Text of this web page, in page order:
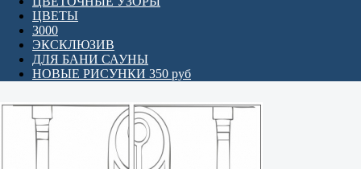
ЦВЕТЫ
3000
ЭКСКЛЮЗИВ
ДЛЯ БАНИ САУНЫ
НОВЫЕ РИСУНКИ 350 руб